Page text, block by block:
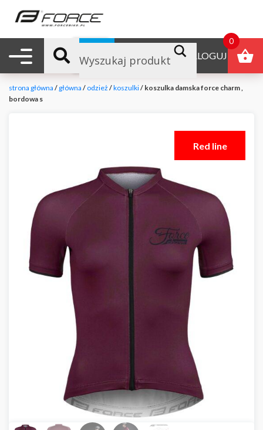
Nawigacja mobilna ZALOGUJ
B2B
strona główna / główna / odzież /koszulki/ koszulka damska force charm ,
bordowa s
Red line
0